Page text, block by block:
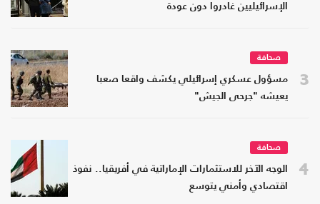
الإسرائيليين غادروا دون عودة
3
صحافة
مسؤول عسكري إسرائيلي يكشف واقعا صعبا
يعيشه "جرحى الجيش"
4
صحافة
الوجه الآخر للاستثمارات الإماراتية في أفريقيا.. نفوذ
اقتصادي وأمني يتوسع